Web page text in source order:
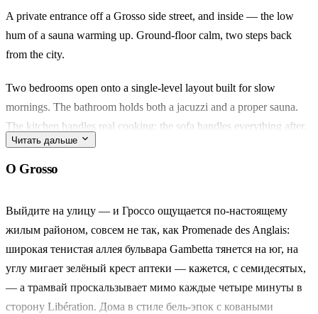
A private entrance off a Grosso side street, and inside — the low
hum of a sauna warming up. Ground-floor calm, two steps back
from the city.
Two bedrooms open onto a single-level layout built for slow
mornings. The bathroom holds both a jacuzzi and a proper sauna.
The kitchen handles real cooking; the sofa handles everything after.
For a couple who wants a spa evening at home, or six friends
stretching a long weekend into something longer. The thing they'll
talk about later is the sauna — and how quiet the street was at night.
Читать дальше
О Grosso
Выйдите на улицу — и Гроссо ощущается по-настоящему
жилым районом, совсем не так, как Promenade des Anglais:
широкая тенистая аллея бульвара Gambetta тянется на юг, на
углу мигает зелёный крест аптеки — кажется, с семидесятых,
— а трамвай проскальзывает мимо каждые четыре минуты в
сторону Libération. Дома в стиле бель-эпок с коваными